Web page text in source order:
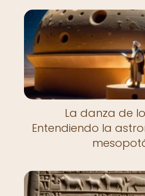
La danza de
Entendiendo la